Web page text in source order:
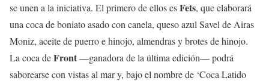
se unen a la iniciativa. El primero de ellos esFets, que elaborará
una coca de boniato asado con canela, queso azul Savel de Airas
Moniz, aceite de puerro e hinojo, almendras y brotes de hinojo.
La coca deFront—ganadora de la última edición— podrá
saborearse con vistas al mar y, bajo el nombre de ‘Coca Latido